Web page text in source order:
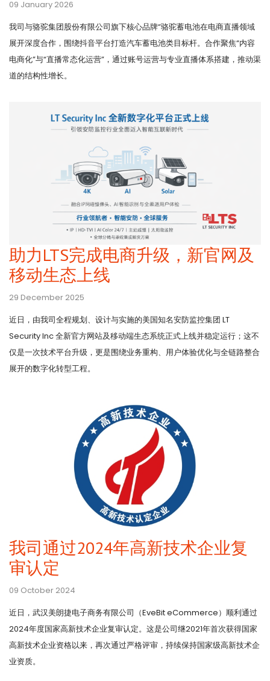
09 January 2026
我司与骆驼集团股份有限公司旗下核心品牌“骆驼蓄电池在电商直播领域
展开深度合作，围绕抖音平台打造汽车蓄电池类目标杆。合作聚焦“内容
电商化”与“直播常态化运营”，通过账号运营与专业直播体系搭建，推动渠
道的结构性增长。
助力LTS完成电商升级，新官网及
移动生态上线
29 December 2025
近日，由我司全程规划、设计与实施的美国知名安防监控集团 LT
Security Inc 全新官方网站及移动端生态系统正式上线并稳定运行；这不
仅是一次技术平台升级，更是围绕业务重构、用户体验优化与全链路整合
展开的数字化转型工程。
我司通过2024年高新技术企业复
审认定
09 October 2024
近日，武汉美朗捷电子商务有限公司（EveBit eCommerce）顺利通过
2024年度国家高新技术企业复审认定。这是公司继2021年首次获得国家
高新技术企业资格以来，再次通过严格评审，持续保持国家级高新技术企
业资质。